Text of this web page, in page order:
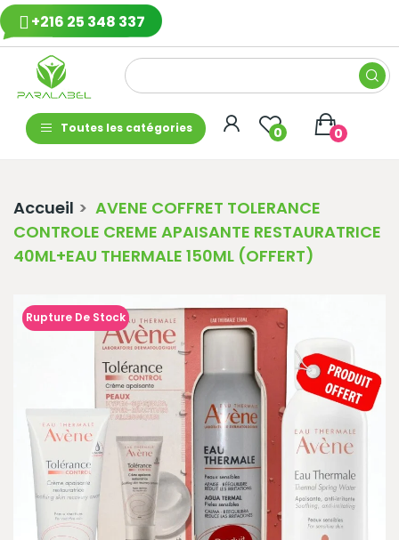
+216 25 348 337
Toutes les catégories 0 0
Accueil
AVENE COFFRET TOLERANCE
CONTROLE CREME APAISANTE RESTAURATRICE
40ML+EAU THERMALE 150ML (OFFERT)
Rupture De Stock